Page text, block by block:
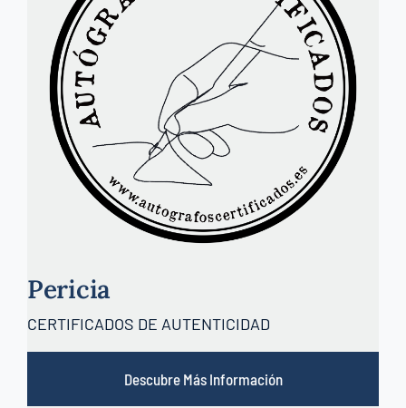
Pericia
CERTIFICADOS DE AUTENTICIDAD
Descubre Más Información